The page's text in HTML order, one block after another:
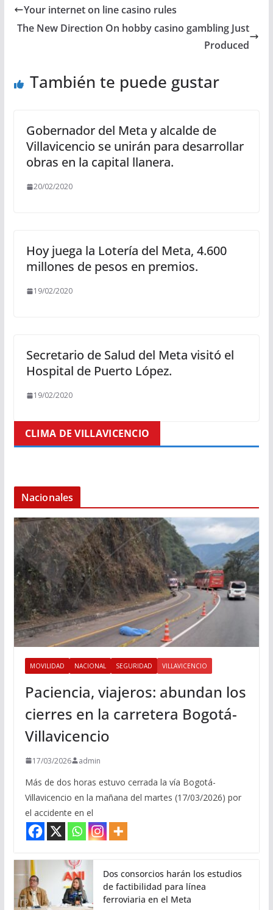
Your internet on line casino rules
The New Direction On hobby casino gambling Just
Produced
También te puede gustar
Gobernador del Meta y alcalde de
Villavicencio se unirán para desarrollar
obras en la capital llanera.
20/02/2020
Hoy juega la Lotería del Meta, 4.600
millones de pesos en premios.
19/02/2020
Secretario de Salud del Meta visitó el
Hospital de Puerto López.
19/02/2020
CLIMA DE VILLAVICENCIO
Nacionales
MOVILIDAD NACIONAL SEGURIDAD VILLAVICENCIO
Paciencia, viajeros: abundan los
cierres en la carretera Bogotá-
Villavicencio
17/03/2026 admin
Más de dos horas estuvo cerrada la vía Bogotá-
Villavicencio en la mañana del martes (17/03/2026) por
el accidente en el
Dos consorcios harán los estudios
de factibilidad para línea
ferroviaria en el Meta